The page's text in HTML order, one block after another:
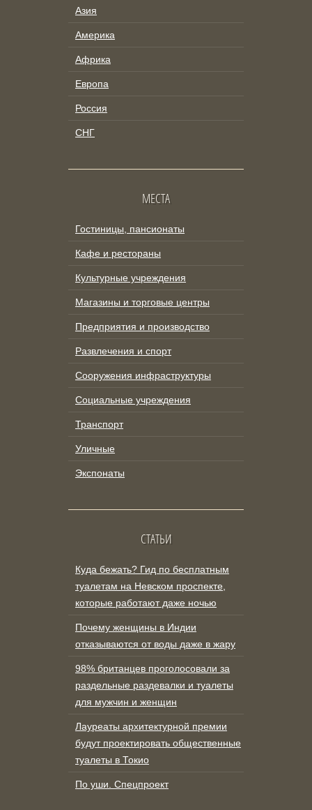
Азия
Америка
Африка
Европа
Россия
СНГ
МЕСТА
Гостиницы, пансионаты
Кафе и рестораны
Культурные учреждения
Магазины и торговые центры
Предприятия и производство
Развлечения и спорт
Сооружения инфраструктуры
Социальные учреждения
Транспорт
Уличные
Экспонаты
СТАТЬИ
Куда бежать? Гид по бесплатным
туалетам на Невском проспекте,
которые работают даже ночью
Почему женщины в Индии
отказываются от воды даже в жару
98% британцев проголосовали за
раздельные раздевалки и туалеты
для мужчин и женщин
Лауреаты архитектурной премии
будут проектировать общественные
туалеты в Токио
По уши. Спецпроект